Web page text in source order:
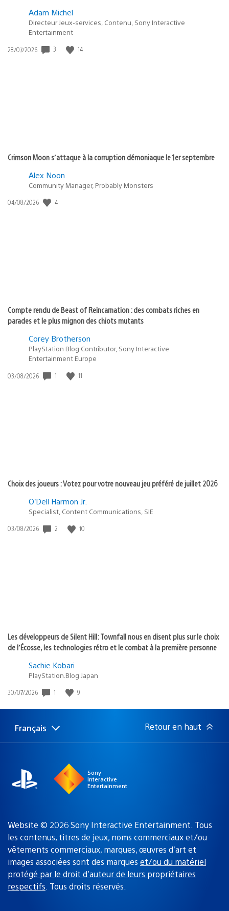
Adam Michel
Directeur Jeux-services, Contenu, Sony Interactive
Entertainment
Date
28/07/2026 3 14
Crimson Moon s’attaque à la corruption démoniaque le 1er septembre
Alex Noon
Community Manager, Probably Monsters
Date
04/08/2026 4
Compte rendu de Beast of Reincarnation : des combats riches en
parades et le plus mignon des chiots mutants
Corey Brotherson
PlayStation Blog Contributor, Sony Interactive
Entertainment Europe
Date
03/08/2026 1 11
Choix des joueurs : Votez pour votre nouveau jeu préféré de juillet 2026
O’Dell Harmon Jr.
Specialist, Content Communications, SIE
Date
03/08/2026 2 10
Les développeurs de Silent Hill: Townfall nous en disent plus sur le choix
de l’Écosse, les technologies rétro et le combat à la première personne
Sachie Kobari
PlayStation.Blog Japan
Date
publication
30/07/2026 1 9
Choisir
une
Région
actuelle
Français Retour en haut
Sony
Interactive
Entertainment
Website © 2026 Sony Interactive Entertainment. Tous
les contenus, titres de jeux, noms commerciaux et/ou
vêtements commerciaux, marques, œuvres d’art et
images associées sont des marques et/ou du matériel
protégé par le droit d’auteur de leurs propriétaires
respectifs. Tous droits réservés.